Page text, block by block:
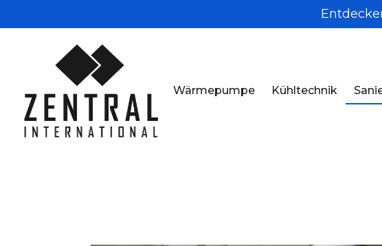
Wärmepumpe Kühltechnik